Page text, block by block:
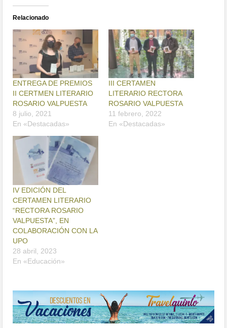
Relacionado
ENTREGA DE PREMIOS
II CERTMEN LITERARIO
ROSARIO VALPUESTA
8 julio, 2021
En «Destacadas»
III CERTAMEN
LITERARIO RECTORA
ROSARIO VALPUESTA
11 febrero, 2022
En «Destacadas»
IV EDICIÓN DEL
CERTAMEN LITERARIO
“RECTORA ROSARIO
VALPUESTA”, EN
COLABORACIÓN CON LA
UPO
28 abril, 2023
En «Educación»